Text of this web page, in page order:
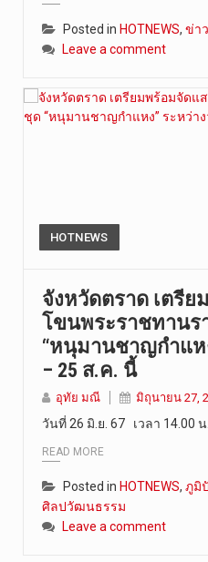
Posted in HOTNEWS, ข่า
Leave a comment
HOTNEWS
จังหวัดตราด เตรี
โขนพระราชทานร
“หนุมานชาญกำแห
– 25 ส.ค. นี้
อุทัย มณี มิถุนายน 27,
วันที่ 26 มิ.ย. 67 เวลา 14.00
READ MORE
Posted in HOTNEWS, ภูมิ
ศิลปวัฒนธรรม
Leave a comment